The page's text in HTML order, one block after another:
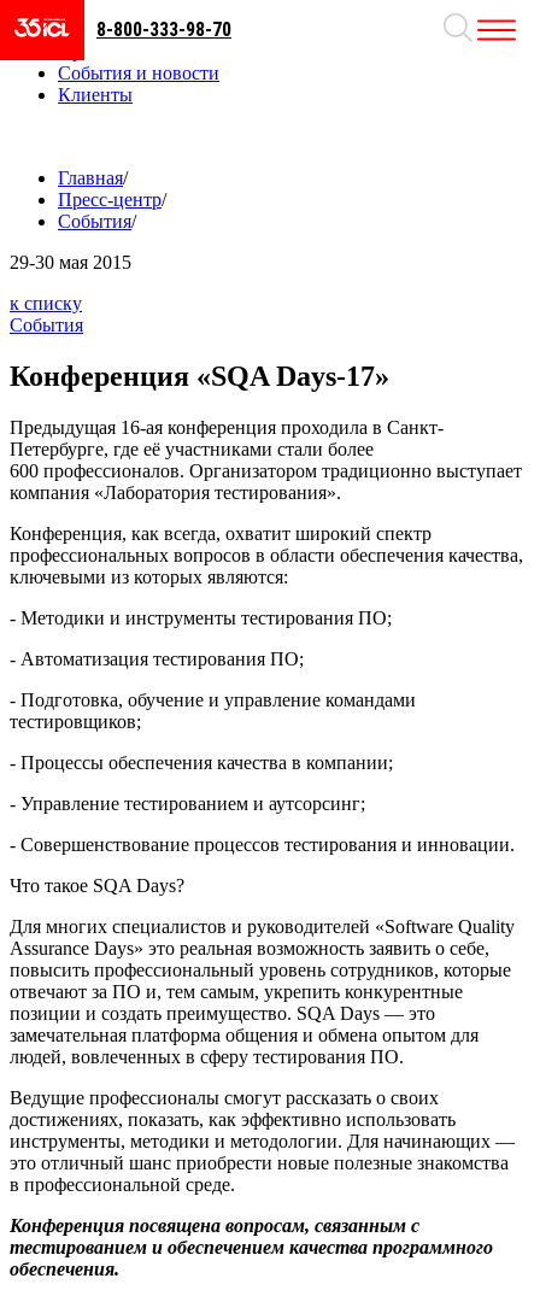
Направления
События и новости
Клиенты
8-800-333-98-70
Главная/
Пресс-центр/
События/
29-30 мая 2015
к списку
События
Конференция «SQA Days-17»
Предыдущая 16-ая конференция проходила в Санкт-
Петербурге, где её участниками стали более
600 профессионалов. Организатором традиционно выступает
компания «Лаборатория тестирования».
Конференция, как всегда, охватит широкий спектр
профессиональных вопросов в области обеспечения качества,
ключевыми из которых являются:
- Методики и инструменты тестирования ПО;
- Автоматизация тестирования ПО;
- Подготовка, обучение и управление командами
тестировщиков;
- Процессы обеспечения качества в компании;
- Управление тестированием и аутсорсинг;
- Совершенствование процессов тестирования и инновации.
Что такое SQA Days?
Для многих специалистов и руководителей «Software Quality
Assurance Days» это реальная возможность заявить о себе,
повысить профессиональный уровень сотрудников, которые
отвечают за ПО и, тем самым, укрепить конкурентные
позиции и создать преимущество. SQA Days — это
замечательная платформа общения и обмена опытом для
людей, вовлеченных в сферу тестирования ПО.
Ведущие профессионалы смогут рассказать о своих
достижениях, показать, как эффективно использовать
инструменты, методики и методологии. Для начинающих —
это отличный шанс приобрести новые полезные знакомства
в профессиональной среде.
Конференция посвящена вопросам, связанным с
тестированием и обеспечением качества программного
обеспечения.